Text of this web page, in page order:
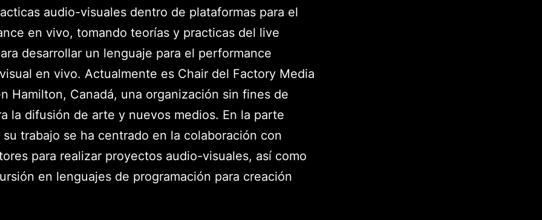
audio-visuales dentro de plataformas para el
en vivo, tomando teorías y practicas del live
desarrollar un lenguaje para el performance
en vivo. Actualmente es Chair del Factory Media
Hamilton, Canadá, una organización sin fines de
la difusión de arte y nuevos medios. En la parte
trabajo se ha centrado en la colaboración con
para realizar proyectos audio-visuales, así como
en lenguajes de programación para creación